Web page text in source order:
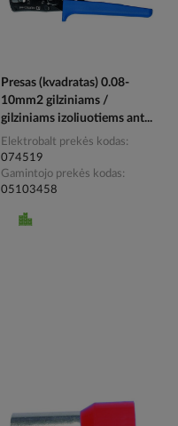
Presas (kvadratas) 0.08-
10mm2 gilziniams /
gilziniams izoliuotiems ant...
Elektrobalt prekės kodas
074519
Gamintojo prekės kodas
05103458